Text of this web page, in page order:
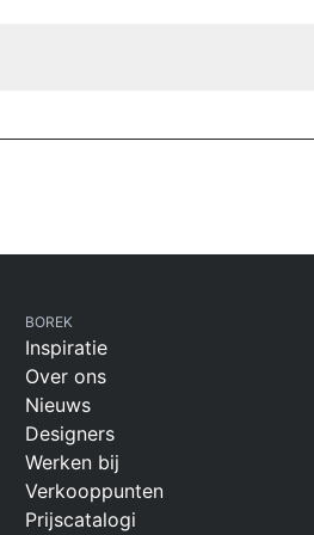
BOREK
Inspiratie
Over ons
Nieuws
Designers
Werken bij
Verkooppunten
Prijscatalogi